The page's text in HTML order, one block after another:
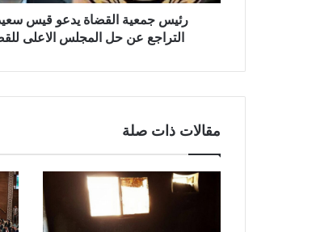
رئيس جمعية القضاة يدعو قيس
التراجع عن حل المجلس الاعلى
مقالات ذات صلة